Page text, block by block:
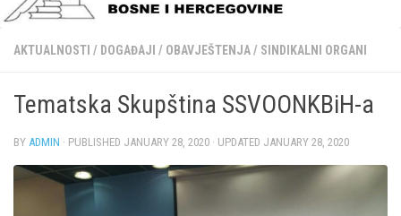
AKTUALNOSTI / DOGAĐAJI / OBAVJEŠTENJA/ SINDIKALNI ORGANI
Tematska Skupština SSVOONKBiH-a
BY ADMIN · PUBLISHED JANUARY 28, 2020 · UPDATED JANUARY 28, 2020